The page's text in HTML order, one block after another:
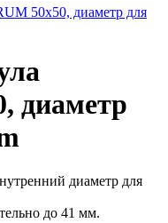
диаметр
диаметр для
до 41 мм.